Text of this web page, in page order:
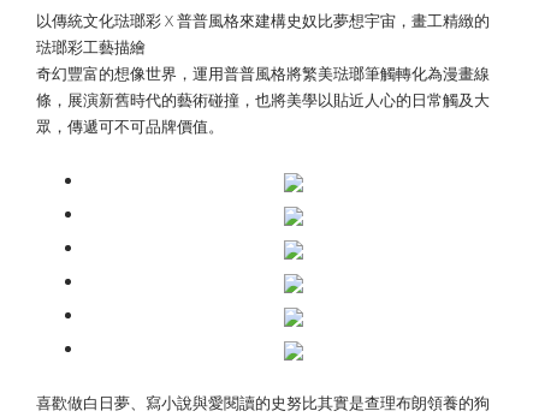
以傳統文化琺瑯彩 X 普普風格來建構史奴比夢想宇宙，畫工精緻的
琺瑯彩工藝描繪
奇幻豐富的想像世界，運用普普風格將繁美琺瑯筆觸轉化為漫畫線
條，展演新舊時代的藝術碰撞，也將美學以貼近人心的日常觸及大
眾，傳遞可不可品牌價值。
喜歡做白日夢、寫小說與愛閱讀的史努比其實是查理布朗領養的狗